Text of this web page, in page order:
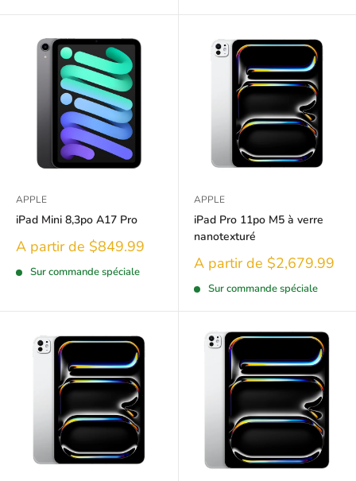
APPLE
iPad Mini 8,3po A17 Pro
Prix
réduit
A partir de $849.99
Sur commande spéciale
APPLE
iPad Pro 11po M5 à verre
nanotexturé
Prix
réduit
A partir de $2,679.99
Sur commande spéciale